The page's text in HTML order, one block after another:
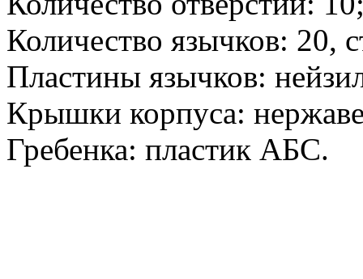
Количество язычков: 20,
Пластины язычков:
Крышки корпуса:
Гребенка: пластик АБС.